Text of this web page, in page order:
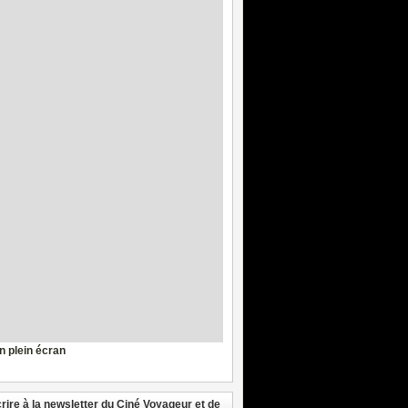
plein écran
à la newsletter du Ciné Voyageur et de